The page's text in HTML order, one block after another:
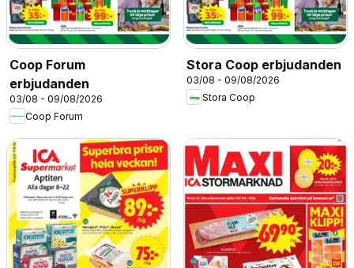
Coop Forum
erbjudanden
03/08 - 09/08/2026
Coop Forum
Stora Coop erbjudanden
03/08 - 09/08/2026
Stora Coop